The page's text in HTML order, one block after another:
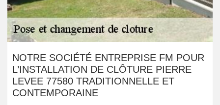
NOTRE SOCIÉTÉ ENTREPRISE FM POUR
L’INSTALLATION DE CLÔTURE PIERRE
LEVEE 77580 TRADITIONNELLE ET
CONTEMPORAINE